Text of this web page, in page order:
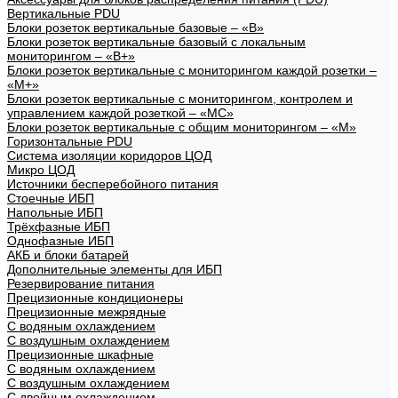
Вертикальные PDU
Блоки розеток вертикальные базовые – «В»
Блоки розеток вертикальные базовый с локальным
мониторингом – «В+»
Блоки розеток вертикальные с мониторингом каждой розетки –
«М+»
Блоки розеток вертикальные с мониторингом, контролем и
управлением каждой розеткой – «МС»
Блоки розеток вертикальные с общим мониторингом – «М»
Горизонтальные PDU
Система изоляции коридоров ЦОД
Микро ЦОД
Источники бесперебойного питания
Стоечные ИБП
Напольные ИБП
Трёхфазные ИБП
Однофазные ИБП
АКБ и блоки батарей
Дополнительные элементы для ИБП
Резервирование питания
Прецизионные кондиционеры
Прецизионные межрядные
С водяным охлаждением
С воздушным охлаждением
Прецизионные шкафные
С водяным охлаждением
С воздушным охлаждением